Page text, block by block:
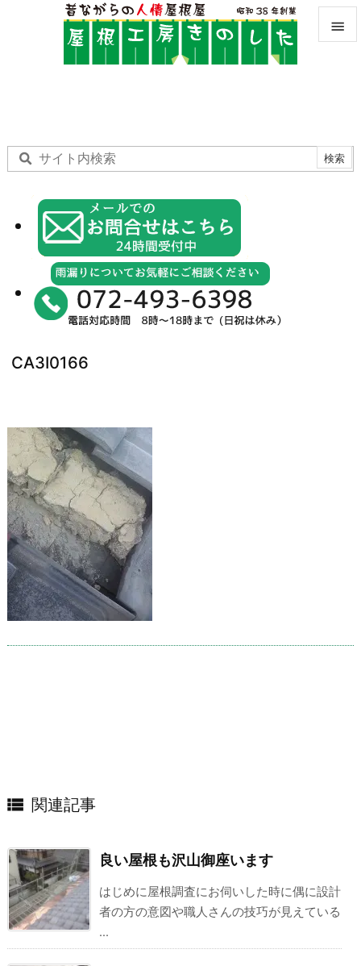


CA3I0166
 関連記事
良い屋根も沢山御座います
はじめに屋根調査にお伺いした時に偶に設計
者の方の意図や職人さんの技巧が見えている
...